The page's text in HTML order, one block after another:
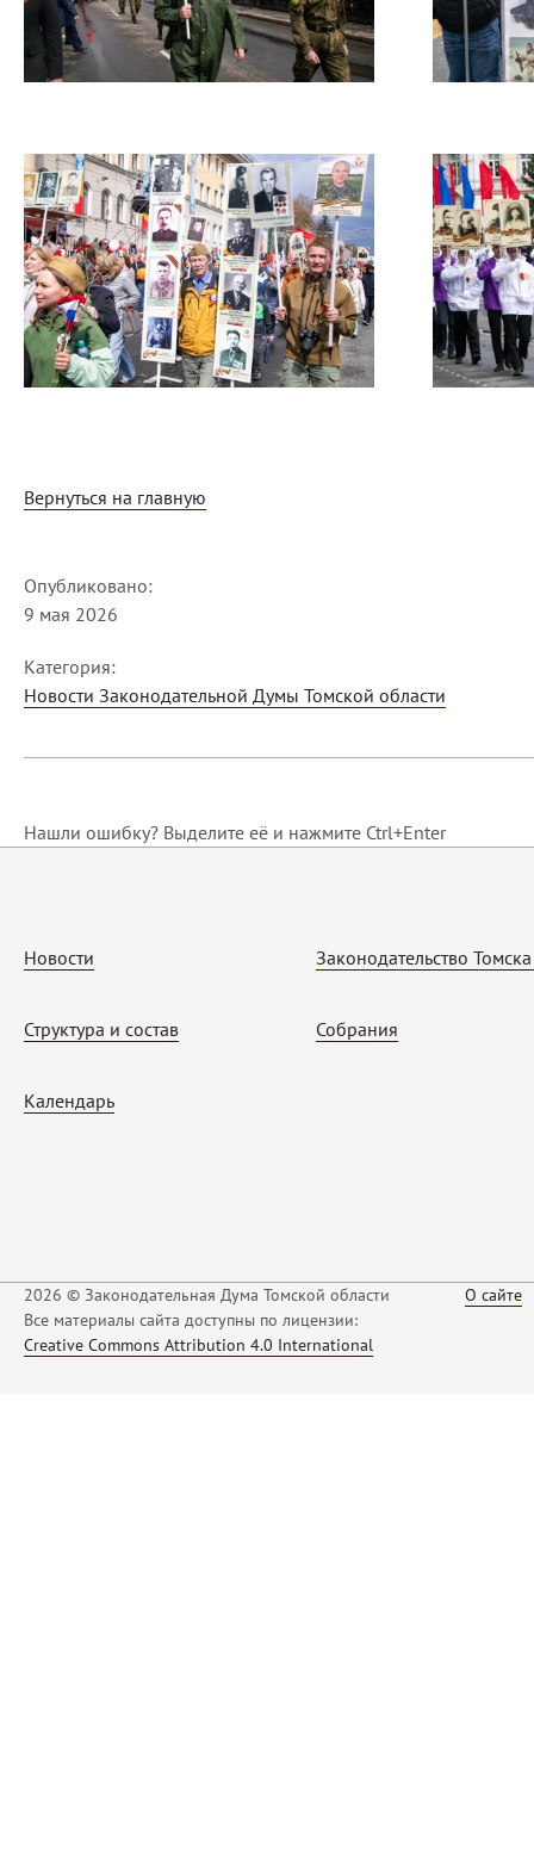
Вернуться на главную
Опубликовано:
9 мая 2026
Категория:
Новости Законодательной Думы Томской области
Нашли ошибку? Выделите её и нажмите Ctrl+Enter
Новости
Структура и состав
Календарь
Законодательство
Собрания
2026 © Законодательная Дума Томской области
Все материалы сайта доступны по лицензии:
Creative Commons Attribution 4.0 International
О сайте